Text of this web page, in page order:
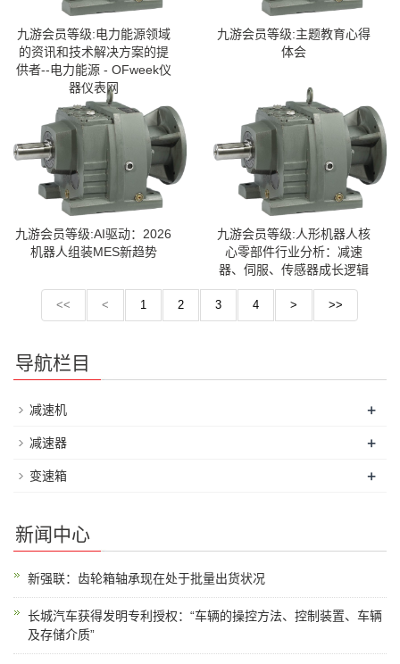
九游会员等级:电力能源领域
的资讯和技术解决方案的提
供者--电力能源 - OFweek仪
器仪表网
九游会员等级:主题教育心得
体会
九游会员等级:AI驱动：2026
机器人组装MES新趋势
九游会员等级:人形机器人核
心零部件行业分析：减速
器、伺服、传感器成长逻辑
<< < 1 2 3 4 > >>
导航栏目
减速机 +
减速器 +
变速箱 +
新闻中心
新强联：齿轮箱轴承现在处于批量出货状况
长城汽车获得发明专利授权：“车辆的操控方法、控制装置、车辆
及存储介质”